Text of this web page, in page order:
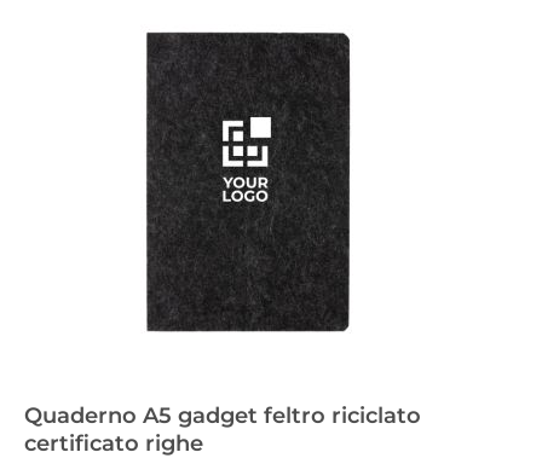
Quaderno A5 gadget feltro riciclato
certificato righe